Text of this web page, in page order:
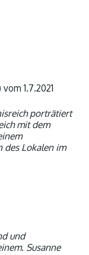
1.7.2021
porträtiert
mit dem
des Lokalen im
und
Susanne